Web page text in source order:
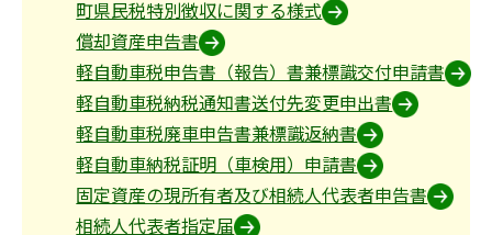
町県民税特別徴収に関する様式
償却資産申告書
軽自動車税申告書（報告）書兼標識交付申請書
軽自動車税納税通知書送付先変更申出書
軽自動車税廃車申告書兼標識返納書
軽自動車納税証明（車検用）申請書
固定資産の現所有者及び相続人代表者申告書
相続人代表者指定届